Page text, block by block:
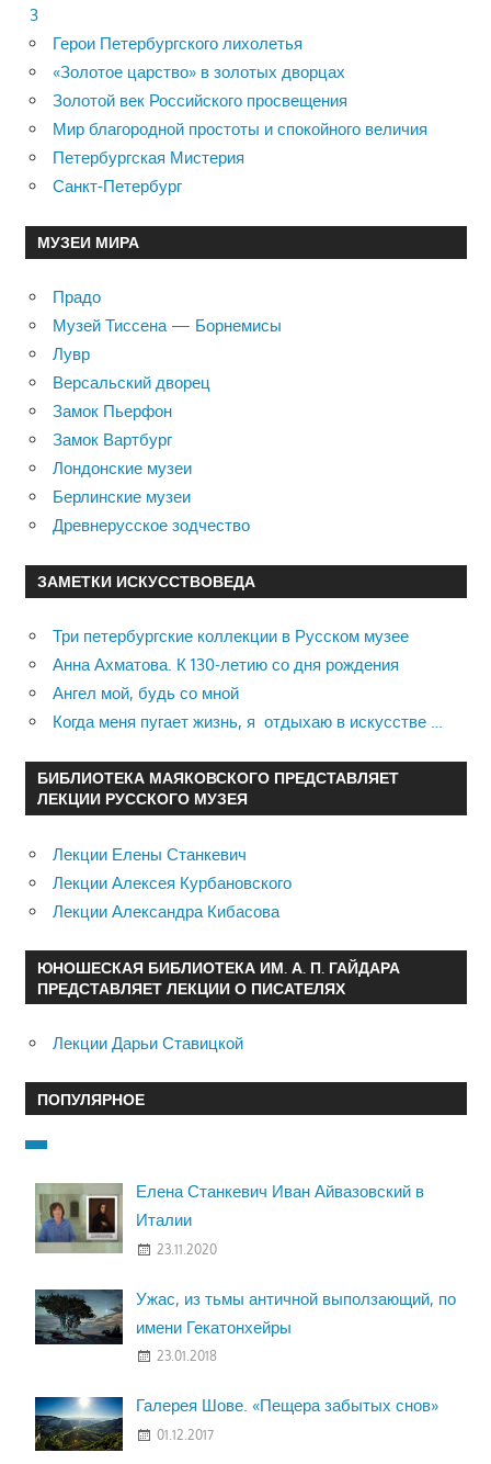
3
Герои Петербургского лихолетья
«Золотое царство» в золотых дворцах
Золотой век Российского просвещения
Мир благородной простоты и спокойного величия
Петербургская Мистерия
Санкт-Петербург
МУЗЕИ МИРА
Прадо
Музей Тиссена — Борнемисы
Лувр
Версальский дворец
Замок Пьерфон
Замок Вартбург
Лондонские музеи
Берлинские музеи
Древнерусское зодчество
ЗАМЕТКИ ИСКУССТВОВЕДА
Три петербургские коллекции в Русском музее
Анна Ахматова. К 130-летию со дня рождения
Ангел мой, будь со мной
Когда меня пугает жизнь, я отдыхаю в искусстве …
БИБЛИОТЕКА МАЯКОВСКОГО ПРЕДСТАВЛЯЕТ
ЛЕКЦИИ РУССКОГО МУЗЕЯ
Лекции Елены Станкевич
Лекции Алексея Курбановского
Лекции Александра Кибасова
ЮНОШЕСКАЯ БИБЛИОТЕКА ИМ. А. П. ГАЙДАРА
ПРЕДСТАВЛЯЕТ ЛЕКЦИИ О ПИСАТЕЛЯХ
Лекции Дарьи Ставицкой
ПОПУЛЯРНОЕ
Елена Станкевич Иван Айвазовский в
Италии
23.11.2020
Ужас, из тьмы античной выползающий, по
имени Гекатонхейры
23.01.2018
Галерея Шове. «Пещера забытых снов»
01.12.2017